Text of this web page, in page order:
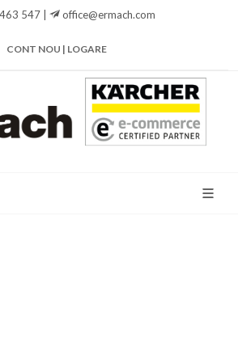
547 | office@ermach.com
CONT NOU | LOGARE